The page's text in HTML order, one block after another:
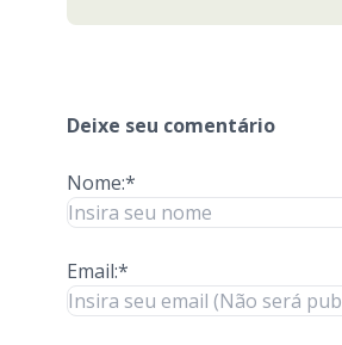
Deixe seu comentário
Nome:*
Email:*